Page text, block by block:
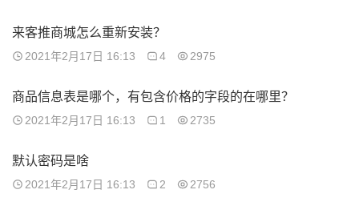
来客推商城怎么重新安装？
2021年2月17日 16:13 4 2975
商品信息表是哪个，有包含价格的字段的在哪里？
2021年2月17日 16:13 1 2735
默认密码是啥
2021年2月17日 16:13 2 2756